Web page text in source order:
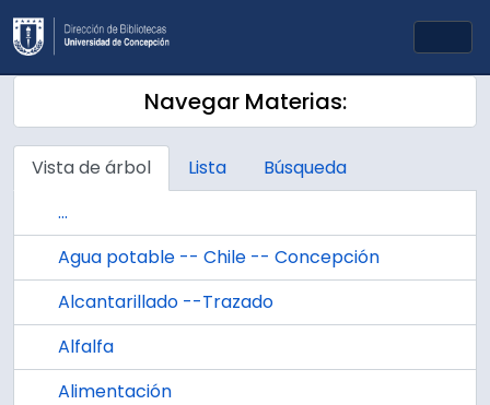
Skip to main content
Navegar Materias:
Vista de árbol Lista
Búsqueda
...
Agua potable -- Chile -- Concepción
Alcantarillado --Trazado
Alfalfa
Alimentación